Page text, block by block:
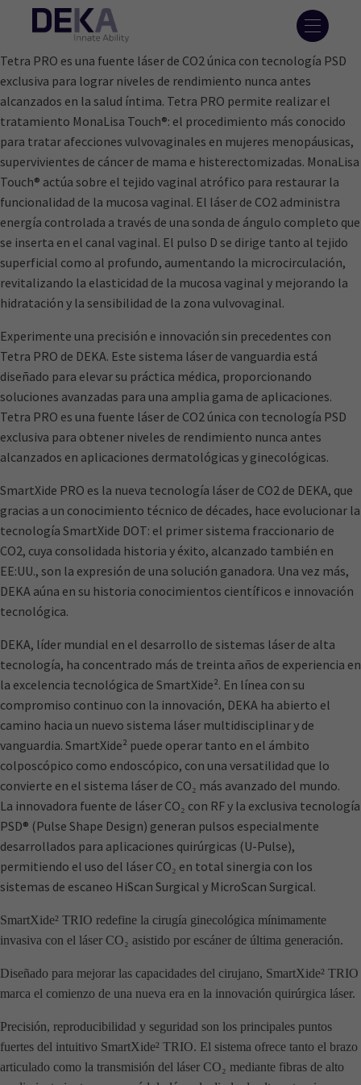
Tetra PRO es una fuente láser de CO2 única con tecnología PSD
exclusiva para lograr niveles de rendimiento nunca antes
alcanzados en la salud íntima. Tetra PRO permite realizar el
tratamiento MonaLisa Touch®: el procedimiento más conocido
para tratar afecciones vulvovaginales en mujeres menopáusicas,
supervivientes de cáncer de mama e histerectomizadas. MonaLisa
Touch® actúa sobre el tejido vaginal atrófico para restaurar la
funcionalidad de la mucosa vaginal. El láser de CO2 administra
energía controlada a través de una sonda de ángulo completo que
se inserta en el canal vaginal. El pulso D se dirige tanto al tejido
superficial como al profundo, aumentando la microcirculación,
revitalizando la elasticidad de la mucosa vaginal y mejorando la
hidratación y la sensibilidad de la zona vulvovaginal.
Experimente una precisión e innovación sin precedentes con
Tetra PRO de DEKA. Este sistema láser de vanguardia está
diseñado para elevar su práctica médica, proporcionando
soluciones avanzadas para una amplia gama de aplicaciones.
Tetra PRO es una fuente láser de CO2 única con tecnología PSD
exclusiva para obtener niveles de rendimiento nunca antes
alcanzados en aplicaciones dermatológicas y ginecológicas.
SmartXide PRO es la nueva tecnología láser de CO2 de DEKA, que
gracias a un conocimiento técnico de décades, hace evolucionar la
tecnología SmartXide DOT: el primer sistema fraccionario de
CO2, cuya consolidada historia y éxito, alcanzado también en
EE:UU., son la expresión de una solución ganadora. Una vez más,
DEKA aúna en su historia conocimientos científicos e innovación
tecnológica.
DEKA, líder mundial en el desarrollo de sistemas láser de alta
tecnología, ha concentrado más de treinta años de experiencia en
la excelencia tecnológica de SmartXide². En línea con su
compromiso continuo con la innovación, DEKA ha abierto el
camino hacia un nuevo sistema láser multidisciplinar y de
vanguardia. SmartXide² puede operar tanto en el ámbito
colposcópico como endoscópico, con una versatilidad que lo
convierte en el sistema láser de CO₂ más avanzado del mundo.
La innovadora fuente de láser CO₂ con RF y la exclusiva tecnología
PSD® (Pulse Shape Design) generan pulsos especialmente
desarrollados para aplicaciones quirúrgicas (U-Pulse),
permitiendo el uso del láser CO₂ en total sinergia con los
sistemas de escaneo HiScan Surgical y MicroScan Surgical.
SmartXide² TRIO redefine la cirugía ginecológica mínimamente
invasiva con el láser CO₂ asistido por escáner de última generación.
Diseñado para mejorar las capacidades del cirujano, SmartXide² TRIO
marca el comienzo de una nueva era en la innovación quirúrgica láser.
Precisión, reproducibilidad y seguridad son los principales puntos
fuertes del intuitivo SmartXide² TRIO. El sistema ofrece tanto el brazo
articulado como la transmisión del láser CO₂ mediante fibras de alto